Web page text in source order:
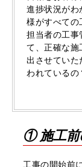
進捗状況が
様がすべての
担当者の⼯
て、正確な
出させてい
われている
① 施工
⼯事の開始前